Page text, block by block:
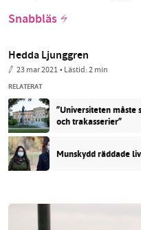
Snabbläs
Hedda Ljunggren
23 mar 2021• Lästid:2 min
RELATERAT
”Universiteten
och trakasserier”
Munskydd räddade